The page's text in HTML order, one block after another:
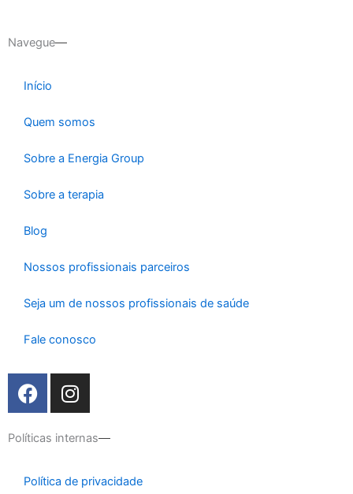
Navegue
Início
Quem somos
Sobre a Energia Group
Sobre a terapia
Blog
Nossos profissionais parceiros
Seja um de nossos profissionais de saúde
Fale conosco
F
a
e
o
I
n
t
g
Políticas internas
Política de privacidade